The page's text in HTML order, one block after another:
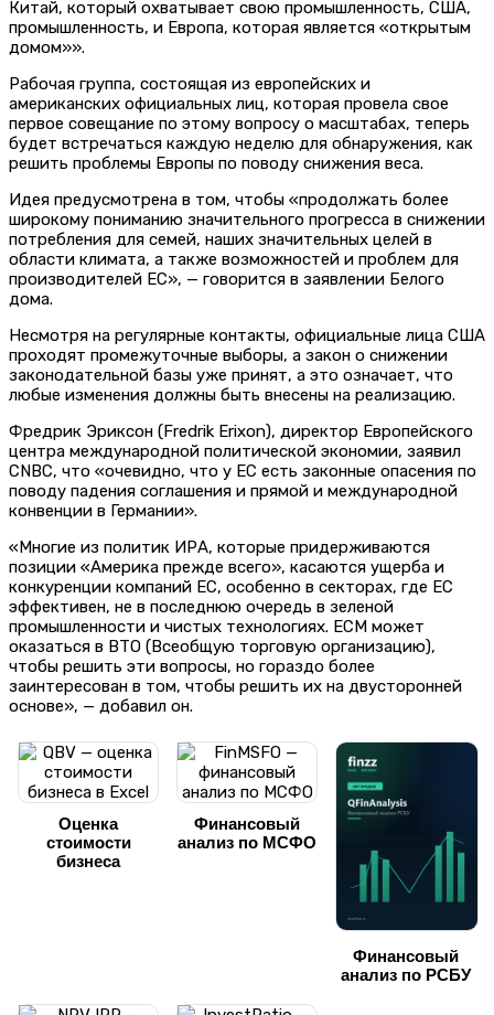
Китай, который охватывает свою промышленность, США,
промышленность, и Европа, которая является «открытым
домом»».
Рабочая группа, состоящая из европейских и
американских официальных лиц, которая провела свое
первое совещание по этому вопросу о масштабах, теперь
будет встречаться каждую неделю для обнаружения, как
решить проблемы Европы по поводу снижения веса.
Идея предусмотрена в том, чтобы «продолжать более
широкому пониманию значительного прогресса в снижении
потребления для семей, наших значительных целей в
области климата, а также возможностей и проблем для
производителей ЕС», — говорится в заявлении Белого
дома.
Несмотря на регулярные контакты, официальные лица США
проходят промежуточные выборы, а закон о снижении
законодательной базы уже принят, а это означает, что
любые изменения должны быть внесены на реализацию.
Фредрик Эриксон (Fredrik Erixon), директор Европейского
центра международной политической экономии, заявил
CNBC, что «очевидно, что у ЕС есть законные опасения по
поводу падения соглашения и прямой и международной
конвенции в Германии».
«Многие из политик ИРА, которые придерживаются
позиции «Америка прежде всего», касаются ущерба и
конкуренции компаний ЕС, особенно в секторах, где ЕС
эффективен, не в последнюю очередь в зеленой
промышленности и чистых технологиях. ЕСМ может
оказаться в ВТО (Всеобщую торговую организацию),
чтобы решить эти вопросы, но гораздо более
заинтересован в том, чтобы решить их на двусторонней
основе», — добавил он.
Оценка
стоимости
бизнеса
Финансовый
анализ по МСФО
Финансовый
анализ по РСБУ